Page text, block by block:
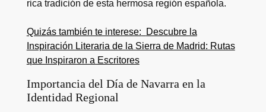
rica tradición de esta hermosa región española.
Quizás también te interese:
Descubre la
Inspiración Literaria de la Sierra de Madrid: Rutas
que Inspiraron a Escritores
Importancia del Día de Navarra en la
Identidad Regional